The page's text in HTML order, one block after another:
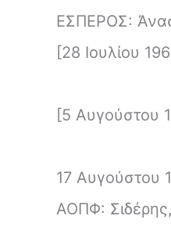
ΕΣΠΕΡΟΣ:
[28 Ιουλίου
[5 Αυγούστου
17 Αυγούστου
ΑΟΠΦ: